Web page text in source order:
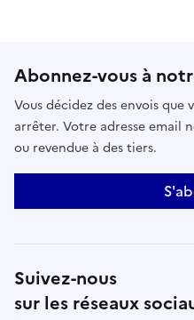
Abonnez-vous à
Vous décidez des envois que
arrêter. Votre adresse email
ou revendue à des tiers.
Suivez-nous
sur les réseaux